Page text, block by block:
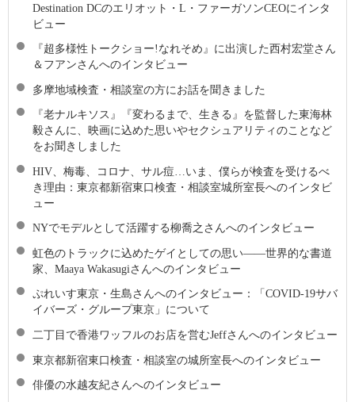
Destination DCのエリオット・L・ファーガソンCEOにインタ
ビュー
『超多様性トークショー!なれそめ』に出演した西村宏堂さん
＆フアンさんへのインタビュー
多摩地域検査・相談室の方にお話を聞きました
『老ナルキソス』『変わるまで、生きる』を監督した東海林
毅さんに、映画に込めた思いやセクシュアリティのことなど
をお聞きしました
HIV、梅毒、コロナ、サル痘…いま、僕らが検査を受けるべ
き理由：東京都新宿東口検査・相談室城所室長へのインタビ
ュー
NYでモデルとして活躍する柳喬之さんへのインタビュー
虹色のトラックに込めたゲイとしての思い――世界的な書道
家、Maaya Wakasugiさんへのインタビュー
ぷれいす東京・生島さんへのインタビュー：「COVID-19サバ
イバーズ・グループ東京」について
二丁目で香港ワッフルのお店を営むJeffさんへのインタビュー
東京都新宿東口検査・相談室の城所室長へのインタビュー
俳優の水越友紀さんへのインタビュー